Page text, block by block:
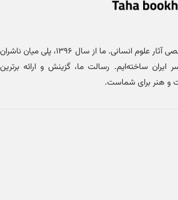
خانه کتاب طاها، مرجع تخصصی آثار علوم انسانی. ما از سال ۱۳۹۶، پلی میان ناشران
ایران ساخته‌ایم. رسالت ما، گزینش و ارائه برترین
و هنر برای شماست.